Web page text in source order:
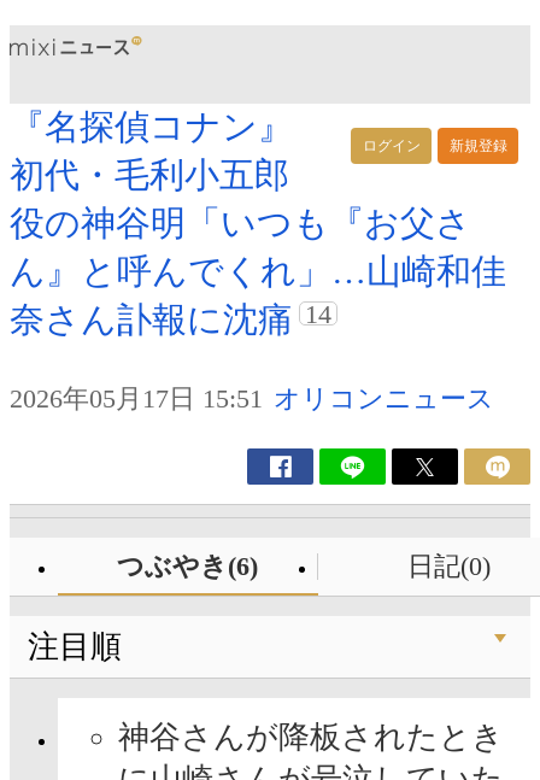
ログイン 新規登録
『名探偵コナン』
初代・毛利小五郎
役の神谷明「いつも『お父さ
ん』と呼んでくれ」…山崎和佳
奈さん訃報に沈痛 14
2026年05月17日 15:51 オリコンニュース
つぶやき(6) 日記(0)
注目順
神谷さんが降板されたとき